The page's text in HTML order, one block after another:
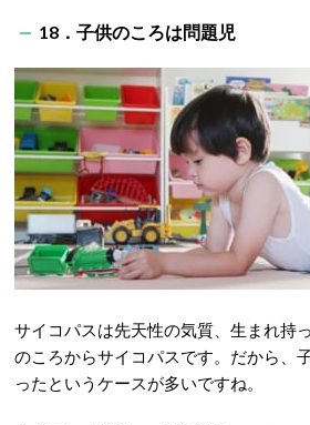
18．子供のころは問題児
サイコパスは先天性の気質、生まれ持
のころからサイコパスです。だから、
ったというケースが多いですね。